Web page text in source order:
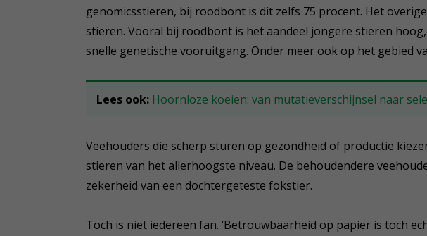
genomicsstieren, bij roodbont is dit zelfs 75 procent. Het
stieren. Vooral bij roodbont is het aandeel jongere stieren
snelle genetische vooruitgang. Onder meer ook op het gebied
Lees ook: Hoornloze koeien: van mutatieverschijnsel naar
Veehouders die scherp sturen op gezondheid of productie
stieren van het allerhoogste niveau. De behoudendere
zekerheid van een dochtergeteste fokstier.
Toch is niet iedereen fan. ‘Betrouwbaarheid op papier is toch